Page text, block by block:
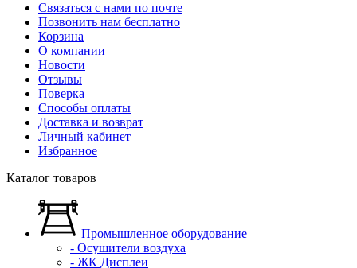
Связаться с нами по почте
Позвонить нам бесплатно
Корзина
О компании
Новости
Отзывы
Поверка
Способы оплаты
Доставка и возврат
Личный кабинет
Избранное
Каталог товаров
Промышленное оборудование
- Осушители воздуха
- ЖК Дисплеи